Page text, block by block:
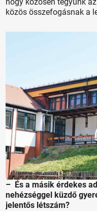
közös összefogásnak a
– És a másik érdekes
nehézséggel küzdő
jelentős létszám?